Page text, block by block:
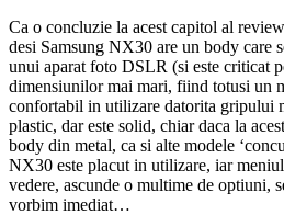
Ca o concluzie la acest capitol al
desi Samsung NX30 are un body care
unui aparat foto DSLR (si este criticat
dimensiunilor mai mari, fiind totusi un
confortabil in utilizare datorita gripului
plastic, dar este solid, chiar daca la
body din metal, ca si alte modele
NX30 este placut in utilizare, iar
vedere, ascunde o multime de optiuni,
vorbim imediat…